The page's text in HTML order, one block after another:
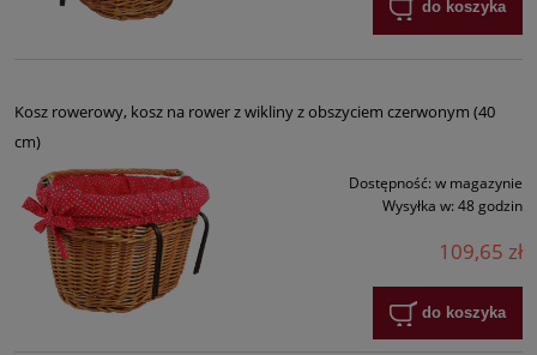
do koszyka
Kosz rowerowy, kosz na rower z wikliny z obszyciem czerwonym (40
cm)
Dostępność: w magazynie
Wysyłka w: 48 godzin
109,65 zł
do koszyka